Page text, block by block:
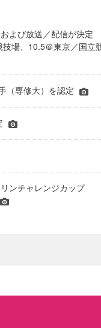
および放送／配信が決定
場、10.5＠東京／国立
（専修大）を認定
ンチャレンジカップ